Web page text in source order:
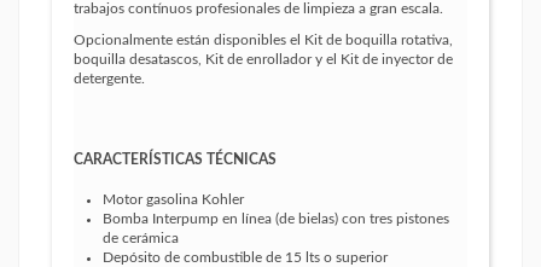
trabajos contínuos profesionales de limpieza a gran escala.
Opcionalmente están disponibles el Kit de boquilla rotativa,
boquilla desatascos, Kit de enrollador y el Kit de inyector de
detergente.
CARACTERÍSTICAS TÉCNICAS
Motor gasolina Kohler
Bomba Interpump en línea (de bielas) con tres pistones
de cerámica
Depósito de combustible de 15 lts o superior